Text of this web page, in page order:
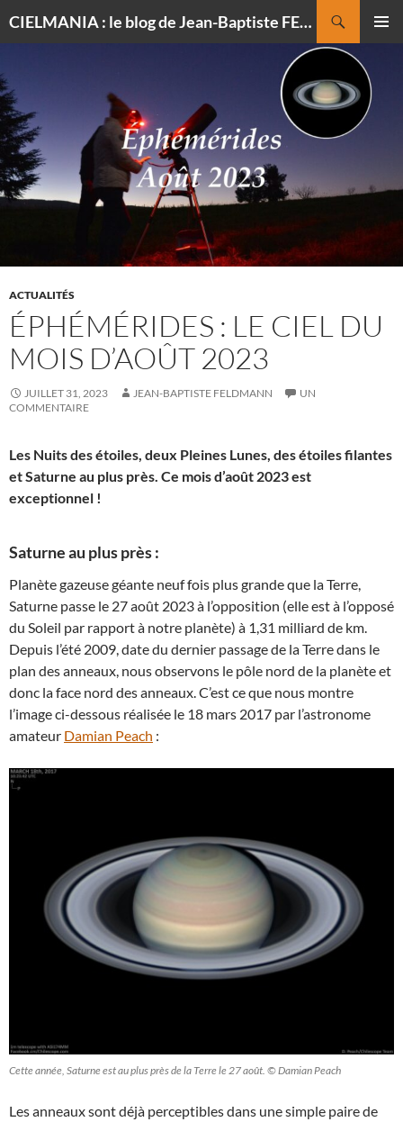
CIELMANIA : le blog de Jean-Baptiste FELDMANN, photographe du ciel
ACTUALITÉS
ÉPHÉMÉRIDES : LE CIEL DU
MOIS D’AOÛT 2023
JUILLET 31, 2023 JEAN-BAPTISTE FELDMANN
UN
COMMENTAIRE
Les Nuits des étoiles, deux Pleines Lunes, des étoiles filantes
et Saturne au plus près. Ce mois d’août 2023 est
exceptionnel !
Saturne au plus près :
Planète gazeuse géante neuf fois plus grande que la Terre,
Saturne passe le 27 août 2023 à l’opposition (elle est à l’opposé
du Soleil par rapport à notre planète) à 1,31 milliard de km.
Depuis l’été 2009, date du dernier passage de la Terre dans le
plan des anneaux, nous observons le pôle nord de la planète et
donc la face nord des anneaux. C’est ce que nous montre
l’image ci-dessous réalisée le 18 mars 2017 par l’astronome
amateur Damian Peach :
Cette année, Saturne est au plus près de la Terre le 27 août. © Damian Peach
Les anneaux sont déjà perceptibles dans une simple paire de